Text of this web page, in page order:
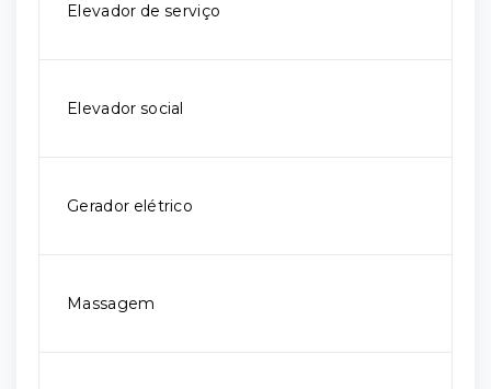
Elevador de serviço
Elevador social
Gerador elétrico
Massagem